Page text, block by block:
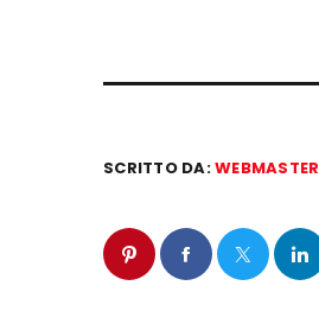
SCRITTO DA:WEBMASTER